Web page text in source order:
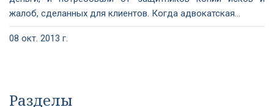
жалоб, сделанных для клиентов. Когда адвокатская...
08 окт. 2013 г.
Разделы